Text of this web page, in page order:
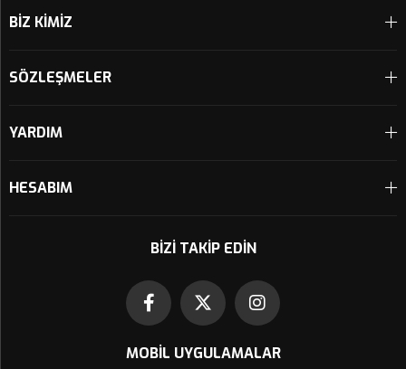
BİZ KİMİZ
SÖZLEŞMELER
YARDIM
HESABIM
BIZI TAKIP EDIN
MOBIL UYGULAMALAR